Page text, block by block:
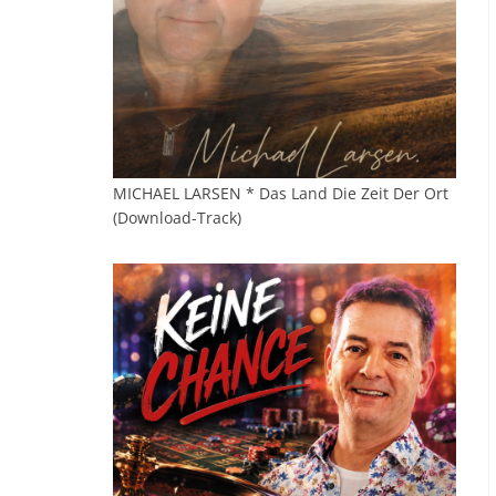
MICHAEL LARSEN * Das Land Die Zeit Der Ort
(Download-Track)